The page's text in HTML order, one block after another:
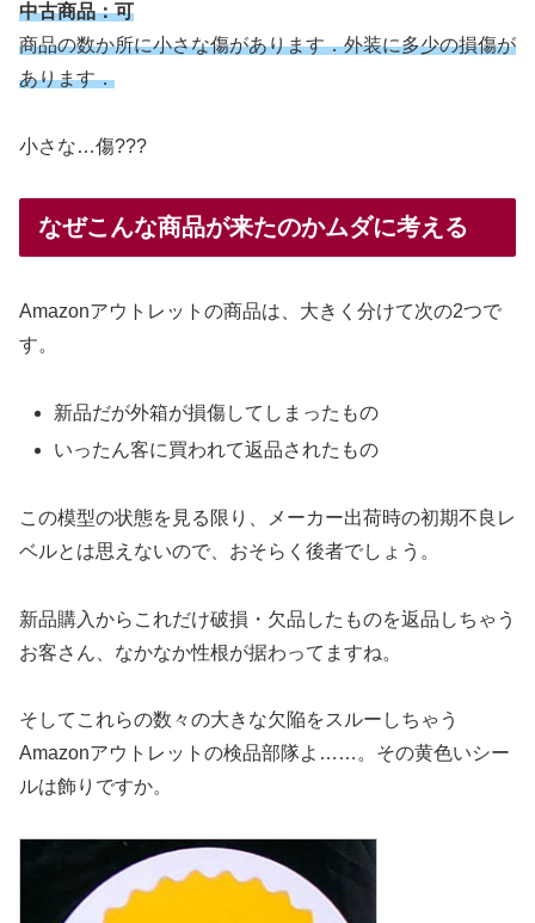
中古商品：可
商品の数か所に小さな傷があります．外装に多少の損傷が
あります．
小さな…傷???
なぜこんな商品が来たのかムダに考える
Amazonアウトレットの商品は、大きく分けて次の2つで
す。
新品だが外箱が損傷してしまったもの
いったん客に買われて返品されたもの
この模型の状態を見る限り、メーカー出荷時の初期不良レ
ベルとは思えないので、おそらく後者でしょう。
新品購入からこれだけ破損・欠品したものを返品しちゃう
お客さん、なかなか性根が据わってますね。
そしてこれらの数々の大きな欠陥をスルーしちゃう
Amazonアウトレットの検品部隊よ……。その黄色いシー
ルは飾りですか。